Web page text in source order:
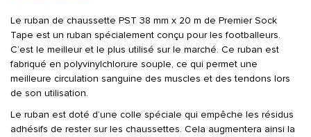
adhésive
38
mm
x
20
m
foncé
Le ruban de chaussette PST 38 mm x 20 m de Premier Sock
Tape est un ruban spécialement conçu pour les footballeurs.
C’est le meilleur et le plus utilisé sur le marché. Ce ruban est
fabriqué en polyvinylchlorure souple, ce qui permet une
meilleure circulation sanguine des muscles et des tendons lors
de son utilisation.
Le ruban est doté d’une colle spéciale qui empêche les résidus
adhésifs de rester sur les chaussettes. Cela augmentera ainsi la